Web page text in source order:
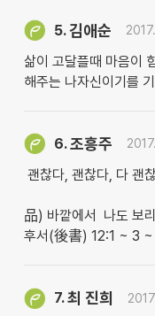
5.김애순
삶이 고달플때 마음이
해주는 나자신이기를
6.조흥주
괜찮다, 괜찮다, 다
品) 바깥에서 나도 보
후서(後書) 12:1 ~ 3
7.최 진희